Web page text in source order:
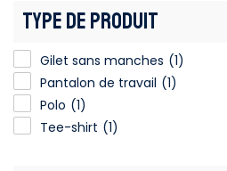
TYPE DE PRODUIT
Gilet sans manches (1)
Pantalon de travail (1)
Polo (1)
Tee-shirt (1)